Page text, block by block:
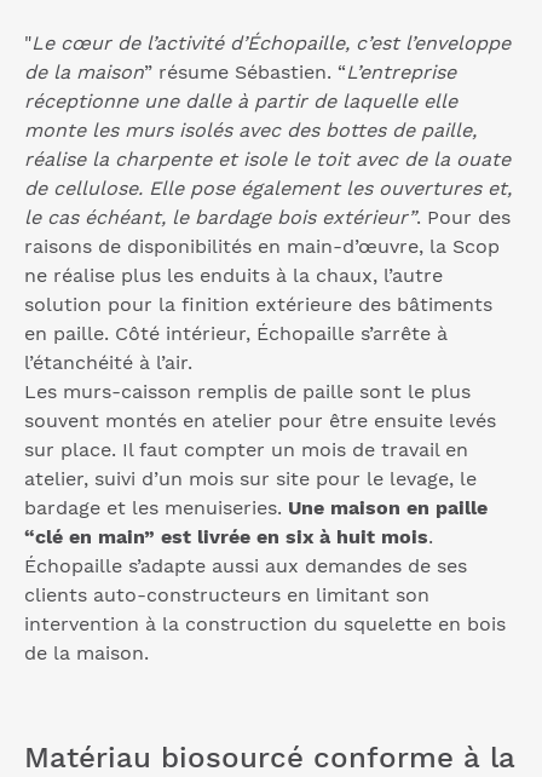
"Le cœur de l’activité d’Échopaille, c’est l’enveloppe
de la maison” résume Sébastien. “L’entreprise
réceptionne une dalle à partir de laquelle elle
monte les murs isolés avec des bottes de paille,
réalise la charpente et isole le toit avec de la ouate
de cellulose. Elle pose également les ouvertures et,
le cas échéant, le bardage bois extérieur”. Pour des
raisons de disponibilités en main-d’œuvre, la Scop
ne réalise plus les enduits à la chaux, l’autre
solution pour la finition extérieure des bâtiments
en paille. Côté intérieur, Échopaille s’arrête à
l’étanchéité à l’air.
Les murs-caisson remplis de paille sont le plus
souvent montés en atelier pour être ensuite levés
sur place. Il faut compter un mois de travail en
atelier, suivi d’un mois sur site pour le levage, le
bardage et les menuiseries. Une maison en paille
“clé en main” est livrée en six à huit mois.
Échopaille s’adapte aussi aux demandes de ses
clients auto-constructeurs en limitant son
intervention à la construction du squelette en bois
de la maison.
Matériau biosourcé conforme à la